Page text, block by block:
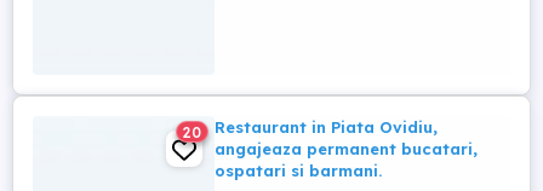
20
Restaurant in Piata Ovidiu,
angajeaza permanent bucatari,
ospatari si barmani.